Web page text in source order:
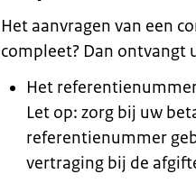
Het aanvragen van een
compleet? Dan ontvangt
Het
Let op: zorg bij uw
referentienummer
vertraging bij de